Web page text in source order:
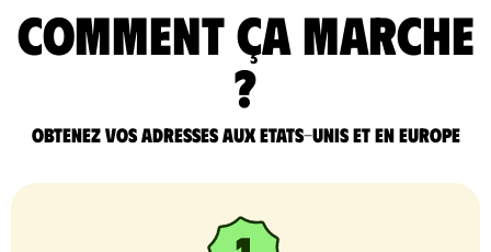
comment ça marche
?
Obtenez vos adresses aux Etats-Unis et en Europe